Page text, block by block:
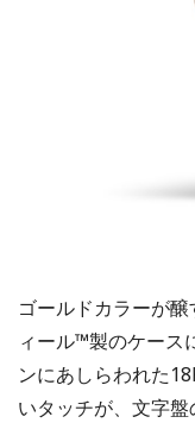
ゴールドカラーが
ィール™製のケース
ンにあしらわれた
いタッチが、文字